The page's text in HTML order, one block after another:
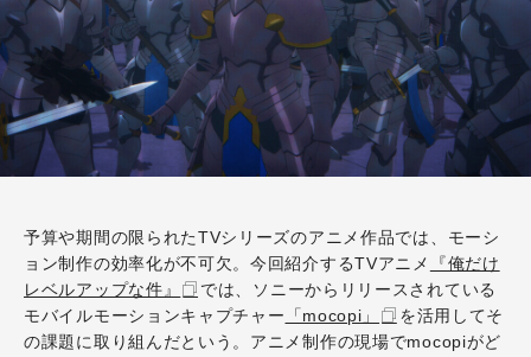
予算や期間の限られたTVシリーズのアニメ作品では、モーシ
ョン制作の効率化が不可欠。今回紹介するTVアニメ
『俺だけ
レベルアップな件』
では、ソニーからリリースされている
モバイルモーションキャプチャー 「mocopi」
を活用してそ
の課題に取り組んだという。アニメ制作の現場でmocopiがど